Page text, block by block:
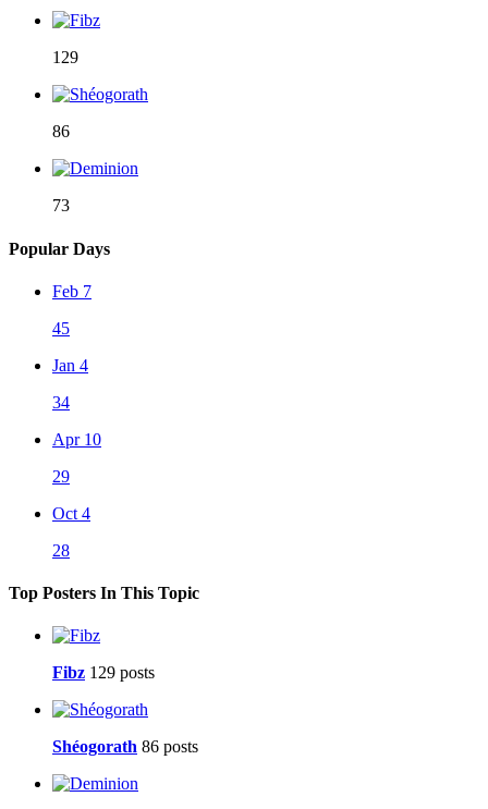
129
86
73
Popular Days
Feb 7
45
Jan 4
34
Apr 10
29
Oct 4
28
Top Posters In This Topic
Fibz 129 posts
Shéogorath 86 posts